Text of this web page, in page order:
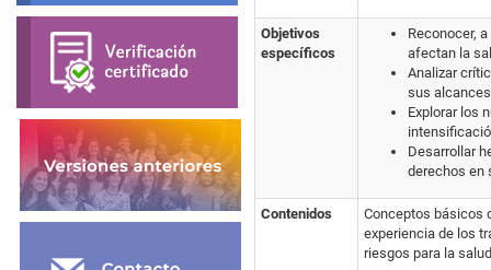
Objetivos
específicos
Reconocer,
afectan la
Analizar
sus
Explorar los
Desarrollar
derechos en
Contenidos
Conceptos básicos
experiencia de los
riesgos para la